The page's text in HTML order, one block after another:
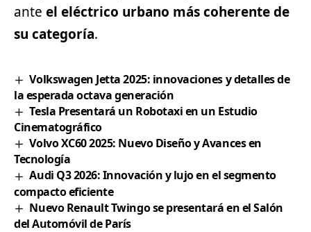
ante el eléctrico urbano más coherente de
su categoría.
Volkswagen Jetta 2025: innovaciones y detalles de
la esperada octava generación
Tesla Presentará un Robotaxi en un Estudio
Cinematográfico
Volvo XC60 2025: Nuevo Diseño y Avances en
Tecnología
Audi Q3 2026: Innovación y lujo en el segmento
compacto eficiente
Nuevo Renault Twingo se presentará en el Salón
del Automóvil de París